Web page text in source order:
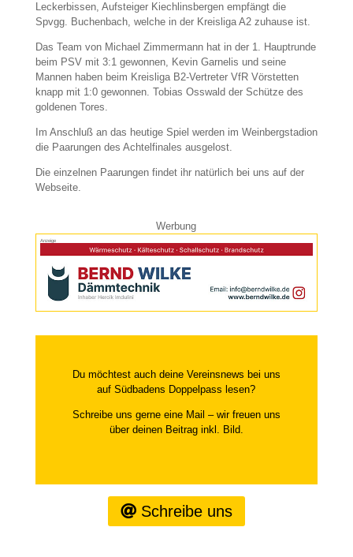
Leckerbissen, Aufsteiger Kiechlinsbergen empfängt die
Spvgg. Buchenbach, welche in der Kreisliga A2 zuhause ist.
Das Team von Michael Zimmermann hat in der 1. Hauptrunde
beim PSV mit 3:1 gewonnen, Kevin Garnelis und seine
Mannen haben beim Kreisliga B2-Vertreter VfR Vörstetten
knapp mit 1:0 gewonnen. Tobias Osswald der Schütze des
goldenen Tores.
Im Anschluß an das heutige Spiel werden im Weinbergstadion
die Paarungen des Achtelfinales ausgelost.
Die einzelnen Paarungen findet ihr natürlich bei uns auf der
Webseite.
Werbung
Anzeige
Du möchtest auch deine Vereinsnews bei uns
auf Südbadens Doppelpass lesen?
Schreibe uns gerne eine Mail – wir freuen uns
über deinen Beitrag inkl. Bild.
Schreibe uns